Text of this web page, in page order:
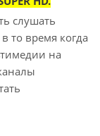
слушать
то время когда
на